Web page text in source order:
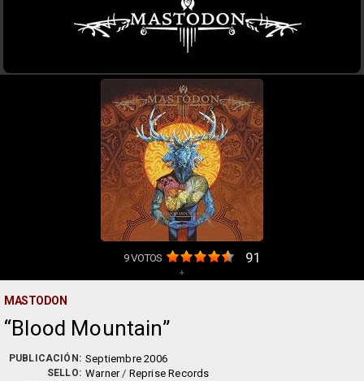
9VOTOS 91
+
MASTODON
Blood Mountain
PUBLICACIÓN: Septiembre 2006
SELLO: Warner/ Reprise Records